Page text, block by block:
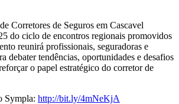
Corretores de Seguros em Cascavel
do ciclo de encontros regionais promovidos
reunirá profissionais, seguradoras e
debater tendências, oportunidades e desafios
o papel estratégico do corretor de
Sympla: http://bit.ly/4mNeKjA